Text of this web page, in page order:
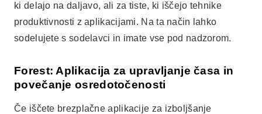
ki delajo na daljavo, ali za tiste, ki iščejo tehnike
produktivnosti z aplikacijami. Na ta način lahko
sodelujete s sodelavci in imate vse pod nadzorom.
Forest: Aplikacija za upravljanje časa in
povečanje osredotočenosti
Če iščete brezplačne aplikacije za izboljšanje